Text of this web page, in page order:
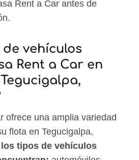
Rent a Car antes de
vehículos
Rent a Car en
ofrece una amplia variedad
flota en Tegucigalpa,
tipos de vehículos